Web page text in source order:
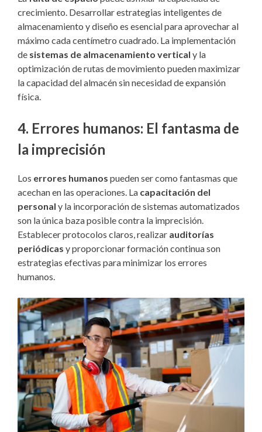
crecimiento. Desarrollar estrategias inteligentes de
almacenamiento y diseño es esencial para aprovechar al
máximo cada centímetro cuadrado. La implementación
de sistemas de almacenamiento vertical y la
optimización de rutas de movimiento pueden maximizar
la capacidad del almacén sin necesidad de expansión
física.
4. Errores humanos: El fantasma de
la imprecisión
Los errores humanos pueden ser como fantasmas que
acechan en las operaciones. La capacitación del
personal y la incorporación de sistemas automatizados
son la única baza posible contra la imprecisión.
Establecer protocolos claros, realizar auditorías
periódicas y proporcionar formación continua son
estrategias efectivas para minimizar los errores
humanos.